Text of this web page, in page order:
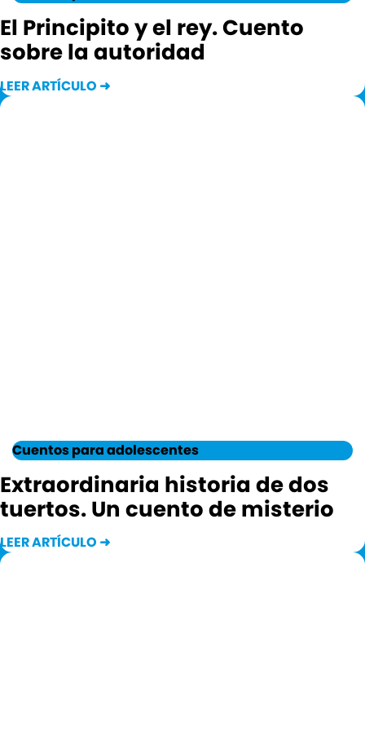
El Principito y el rey. Cuento
sobre la autoridad
LEER ARTÍCULO ➜
Cuentos para adolescentes
Extraordinaria historia de dos
tuertos. Un cuento de misterio
LEER ARTÍCULO ➜